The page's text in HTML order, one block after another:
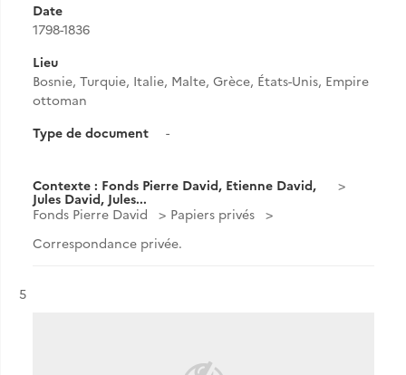
Date
1798-1836
Lieu
Bosnie, Turquie, Italie, Malte, Grèce, États-Unis, Empire
ottoman
Type de document
-
Contexte : Fonds Pierre David, Etienne David,
Jules David, Jules...
Fonds Pierre David
Papiers privés
Correspondance privée.
Résultat n°
5